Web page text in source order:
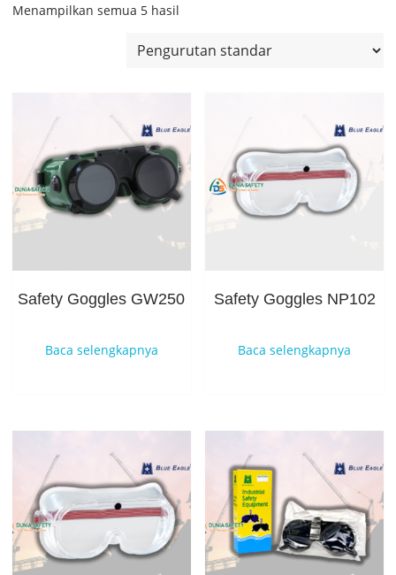
Menampilkan semua 5 hasil
Safety Goggles GW250
Baca selengkapnya
Safety Goggles NP102
Baca selengkapnya